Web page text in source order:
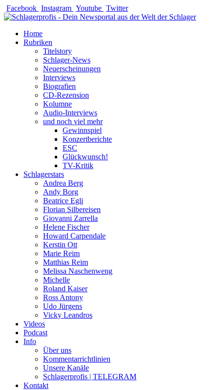
Zum
Inhalt
Facebook Instagram Youtube Twitter
Home
Rubriken
Titelstory
Schlager-News
Neuerscheinungen
Interviews
Biografien
CD-Rezension
Kolumne
Audio-Interviews
und noch viel mehr
Gewinnspiel
Konzertberichte
ESC
Glückwunsch!
TV-Kritik
Schlagerstars
Andrea Berg
Andy Borg
Beatrice Egli
Florian Silbereisen
Giovanni Zarrella
Helene Fischer
Howard Carpendale
Kerstin Ott
Marie Reim
Matthias Reim
Melissa Naschenweng
Michelle
Roland Kaiser
Ross Antony
Udo Jürgens
Vicky Leandros
Videos
Podcast
Info
Über uns
Kommentarrichtlinien
Unsere Kanäle
Schlagerprofis | TELEGRAM
Kontakt